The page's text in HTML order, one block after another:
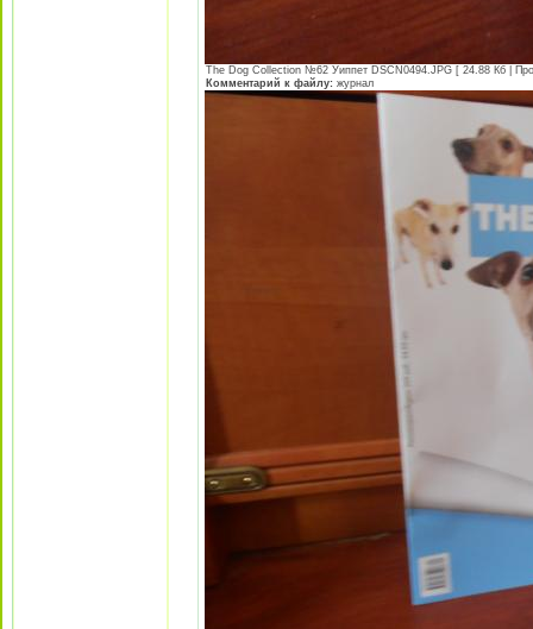
The Dog Collection №62 Уиппет DSCN0494.JPG [ 24.88 Кб |
Комментарий к файлу: журнал